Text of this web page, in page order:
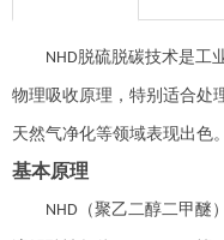
NHD脱硫脱碳技术是工
物理吸收原理，特别适合处
天然气净化等领域表现出色。
基本原理
NHD （聚乙二醇二甲醚